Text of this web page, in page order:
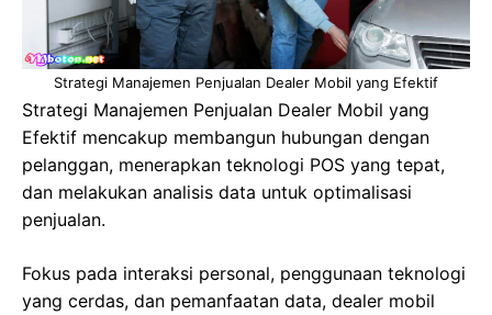
Strategi Manajemen Penjualan Dealer Mobil yang Efektif
Strategi Manajemen Penjualan Dealer Mobil yang
Efektif mencakup membangun hubungan dengan
pelanggan, menerapkan teknologi POS yang tepat,
dan melakukan analisis data untuk optimalisasi
penjualan.
Fokus pada interaksi personal, penggunaan teknologi
yang cerdas, dan pemanfaatan data, dealer mobil